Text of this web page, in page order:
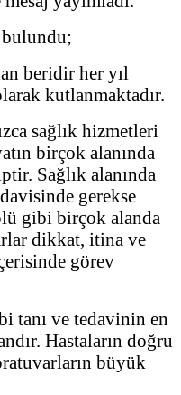
beridir her yıl
kutlanmaktadır.
sağlık hizmetleri
birçok alanında
Sağlık alanında
gerekse
gibi birçok alanda
dikkat, itina ve
görev
tanı ve tedavinin en
Hastaların doğru
büyük